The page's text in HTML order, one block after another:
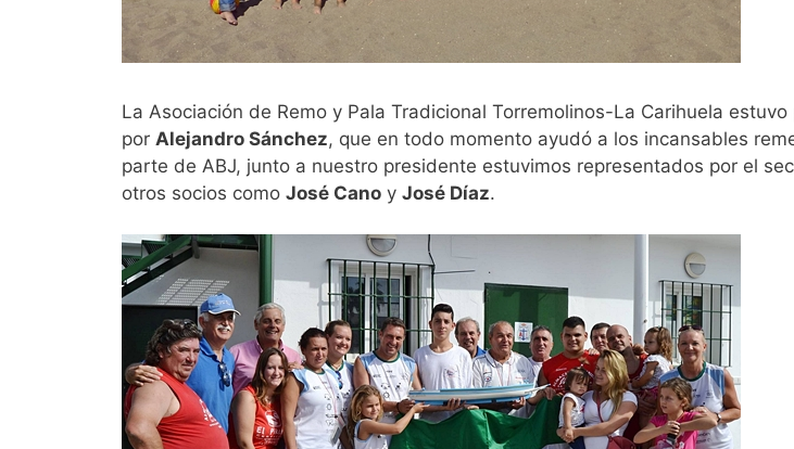
La Asociación de Remo y Pala Tradicional Torremolinos-La Carihuela
por Alejandro Sánchez, que en todo momento ayudó a los incansables
parte de ABJ, junto a nuestro presidente estuvimos representados por el
otros socios como José Cano y José Díaz.